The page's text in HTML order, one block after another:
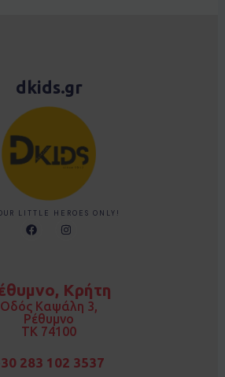
dkids.gr
LITTLE HEROES ONLY!
F
a
o
I
n
r
a
m
Κρήτη
Οδός Καψάλη 3,
Ρέθυμνο
TK 74100
283 102 3537